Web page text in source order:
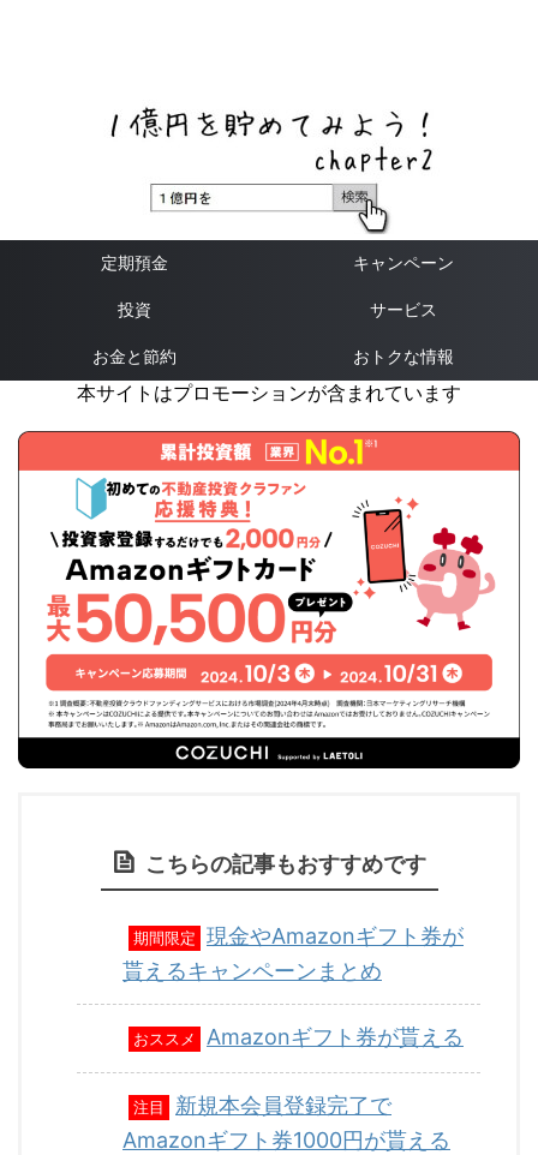
定期預金 キャンペーン
投資 サービス
お金と節約 おトクな情報
本サイトはプロモーションが含まれています
こちらの記事もおすすめです
期間限定
現金やAmazonギフト券が
貰えるキャンペーンまとめ
おススメ Amazonギフト券が貰える
注目
新規本会員登録完了で
Amazonギフト券1000円が貰える